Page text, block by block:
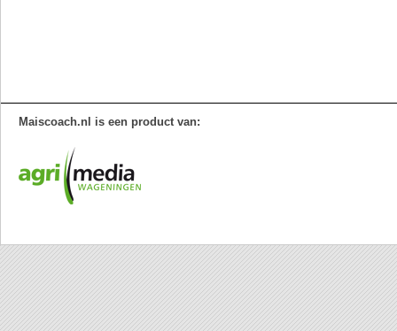
Maiscoach.nl is een product van: